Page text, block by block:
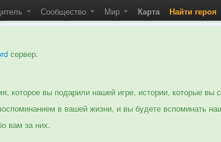
Сообщество Мир Карта Найти героя
сервер.
которое вы подарили нашей игре, истории, которые вы
в вашей жизни, и вы будете вспоминать
вам за них.